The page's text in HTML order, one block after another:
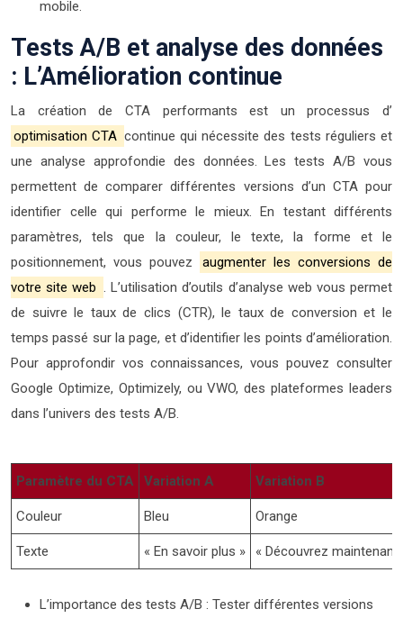
mobile.
Tests A/B et analyse des données
: L’Amélioration continue
La création de CTA performants est un processus d’
optimisation CTA continue qui nécessite des tests réguliers et
une analyse approfondie des données. Les tests A/B vous
permettent de comparer différentes versions d’un CTA pour
identifier celle qui performe le mieux. En testant différents
paramètres, tels que la couleur, le texte, la forme et le
positionnement, vous pouvez
augmenter les conversions de
votre site web . L’utilisation d’outils d’analyse web vous permet
de suivre le taux de clics (CTR), le taux de conversion et le
temps passé sur la page, et d’identifier les points d’amélioration.
Pour approfondir vos connaissances, vous pouvez consulter
Google Optimize, Optimizely, ou VWO, des plateformes leaders
dans l’univers des tests A/B.
Paramètre du CTA Variation A Variation B
Couleur Bleu Orange
Texte « En savoir plus » « Découvrez maintenant
L’importance des tests A/B : Tester différentes versions